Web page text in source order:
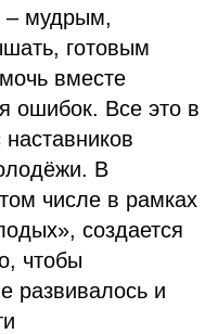
– мудрым,
готовым
вместе
ошибок. Все это в
В
числе в рамках
создается
чтобы
развивалось и